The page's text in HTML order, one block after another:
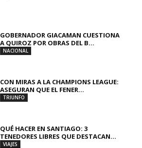
GOBERNADOR GIACAMAN CUESTIONA
A QUIROZ POR OBRAS DEL B...
NACIONAL
CON MIRAS A LA CHAMPIONS LEAGUE:
ASEGURAN QUE EL FENER...
TRIUNFO
QUÉ HACER EN SANTIAGO: 3
TENEDORES LIBRES QUE DESTACAN...
VIAJES